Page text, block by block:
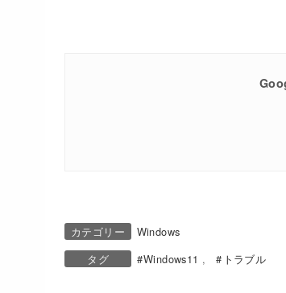
カテゴリー
Windows
タグ
Windows11 トラブル